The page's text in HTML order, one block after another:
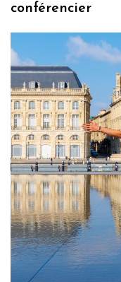
conférencier